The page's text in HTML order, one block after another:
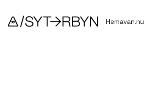
Hemavan.nu